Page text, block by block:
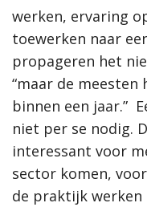
werken, ervaring
toewerken naar
propageren het
“maar de meesten
binnen een jaar.”
niet per se nodig.
interessant voor
sector komen,
de praktijk